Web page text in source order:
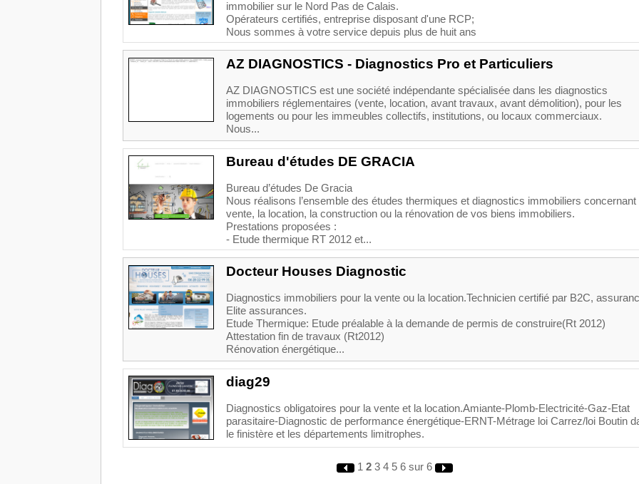
immobilier sur le Nord Pas de Calais.
Opérateurs certifiés, entreprise disposant d'une RCP;
Nous sommes à votre service depuis plus de huit ans
AZ DIAGNOSTICS - Diagnostics Pro et Particuliers
AZ DIAGNOSTICS est une société indépendante spécialisée dans les diagnostics
immobiliers réglementaires (vente, location, avant travaux, avant démolition), pour les
logements ou pour les immeubles collectifs, institutions, ou locaux commerciaux.
Nous...
Bureau d'études DE GRACIA
Bureau d’études De Gracia
Nous réalisons l’ensemble des études thermiques et diagnostics immobiliers concernant
vente, la location, la construction ou la rénovation de vos biens immobiliers.
Prestations proposées :
- Etude thermique RT 2012 et...
Docteur Houses Diagnostic
Diagnostics immobiliers pour la vente ou la location.Technicien certifié par B2C,
Elite assurances.
Etude Thermique: Etude préalable à la demande de permis de construire(Rt 2012)
Attestation fin de travaux (Rt2012)
Rénovation énergétique...
diag29
Diagnostics obligatoires pour la vente et la location.Amiante-Plomb-Electricité-Gaz-Etat
parasitaire-Diagnostic de performance énergétique-ERNT-Métrage loi Carrez/loi Boutin
le finistère et les départements limitrophes.
1 2 3 4 5 6sur 6